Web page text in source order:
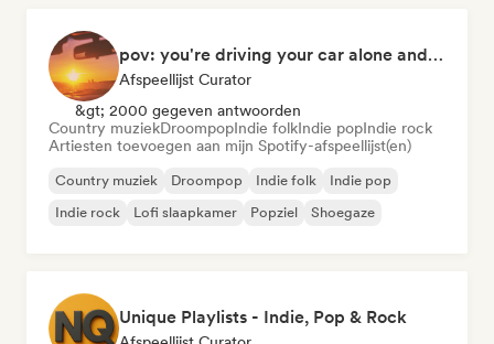
pov: you're driving your car alone and it's golden hour
Afspeellijst Curator
&gt; 2000 gegeven antwoorden
Country muziekDroompopIndie folkIndie popIndie rock
Artiesten toevoegen aan mijn Spotify-afspeellijst(en)
Country muziek Droompop Indie folk
Indie pop
Indie rock
Lofi slaapkamer Popziel Shoegaze
Unique Playlists - Indie, Pop & Rock